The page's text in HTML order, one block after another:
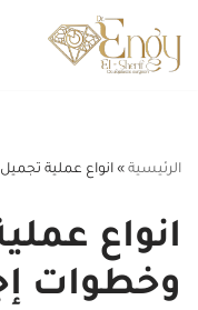
تخطى
الرئيسية » انواع عملية
انواع
وخطوات